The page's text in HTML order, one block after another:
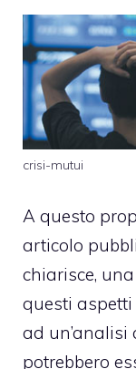
crisi-mutui
A questo
articolo
chiarisce,
questi
ad
potrebbero